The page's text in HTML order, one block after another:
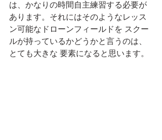
は、かなりの時間自主練習する必要が
あります。それにはそのようなレッス
ン可能なドローンフィールドを スクー
ルが持っているかどうかと言うのは、
とても大きな 要素になると思います。